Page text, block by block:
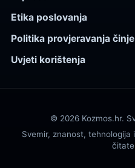
Etika poslovanja
Politika provjeravanja
Uvjeti korištenja
© 2026 Kozmos.hr.
Svemir, znanost, tehnologija